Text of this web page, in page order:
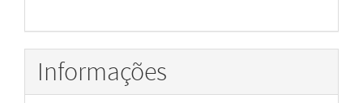
Informações